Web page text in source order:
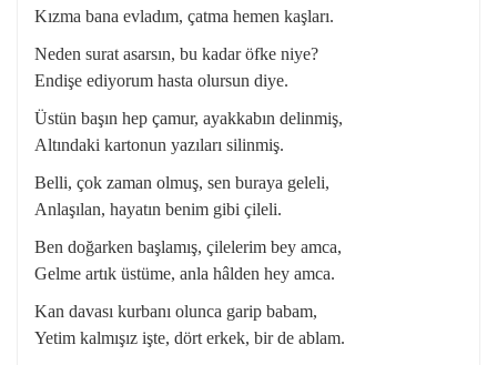
Kızma bana evladım, çatma hemen kaşları.
Neden surat asarsın, bu kadar öfke niye?
Endişe ediyorum hasta olursun diye.
Üstün başın hep çamur, ayakkabın delinmiş,
Altındaki kartonun yazıları silinmiş.
Belli, çok zaman olmuş, sen buraya geleli,
Anlaşılan, hayatın benim gibi çileli.
Ben doğarken başlamış, çilelerim bey amca,
Gelme artık üstüme, anla hâlden hey amca.
Kan davası kurbanı olunca garip babam,
Yetim kalmışız işte, dört erkek, bir de ablam.